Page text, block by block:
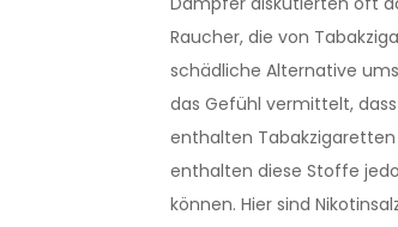
Raucher, die von
schädliche Alternative
das Gefühl vermittelt,
enthalten
enthalten diese Stoffe
können. Hier sind